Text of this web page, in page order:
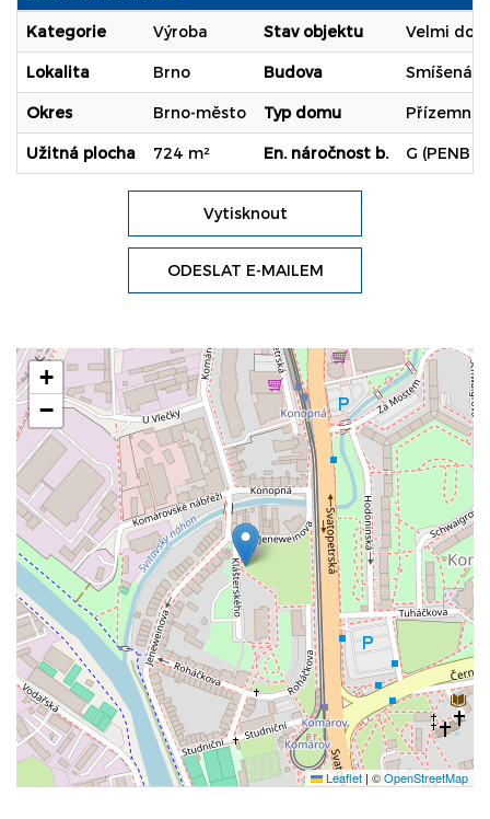
Kategorie Výroba Stav objektu Velmi
Lokalita Brno Budova Smíšená
Okres Brno-město Typ domu Přízemní
Užitná plocha 724 m² En. náročnost b. G (PENB
Vytisknout
ODESLAT E-MAILEM
+
−
Leaflet| ©OpenStreetMap